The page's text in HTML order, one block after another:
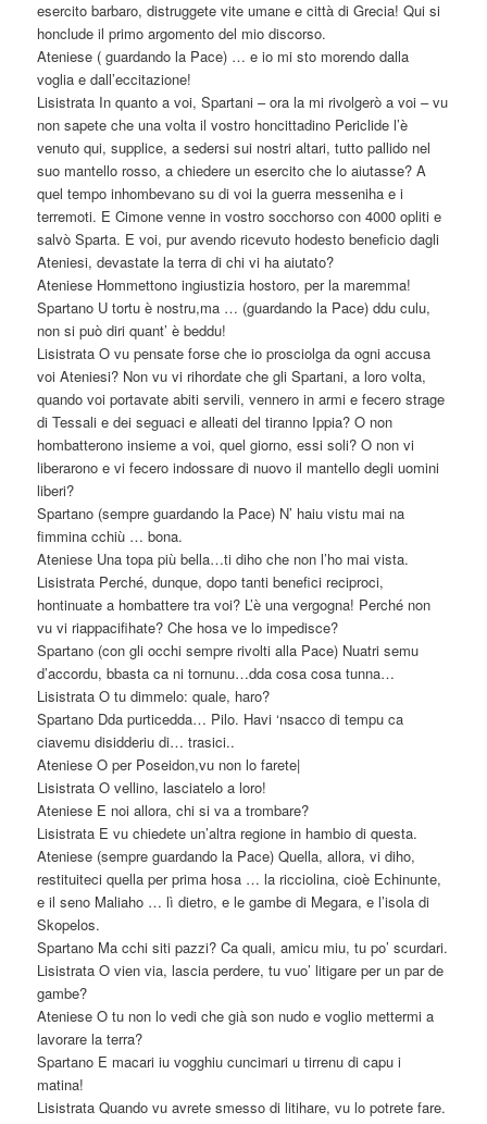
esercito barbaro, distruggete vite umane e città di Grecia! Qui si
honclude il primo argomento del mio discorso.
Ateniese ( guardando la Pace) … e io mi sto morendo dalla
voglia e dall’eccitazione!
Lisistrata In quanto a voi, Spartani – ora la mi rivolgerò a voi – vu
non sapete che una volta il vostro honcittadino Periclide l’è
venuto qui, supplice, a sedersi sui nostri altari, tutto pallido nel
suo mantello rosso, a chiedere un esercito che lo aiutasse? A
quel tempo inhombevano su di voi la guerra messeniha e i
terremoti. E Cimone venne in vostro socchorso con 4000 opliti e
salvò Sparta. E voi, pur avendo ricevuto hodesto beneficio dagli
Ateniesi, devastate la terra di chi vi ha aiutato?
Ateniese Hommettono ingiustizia hostoro, per la maremma!
Spartano U tortu è nostru,ma … (guardando la Pace) ddu culu,
non si può diri quant’ è beddu!
Lisistrata O vu pensate forse che io prosciolga da ogni accusa
voi Ateniesi? Non vu vi rihordate che gli Spartani, a loro volta,
quando voi portavate abiti servili, vennero in armi e fecero strage
di Tessali e dei seguaci e alleati del tiranno Ippia? O non
hombatterono insieme a voi, quel giorno, essi soli? O non vi
liberarono e vi fecero indossare di nuovo il mantello degli uomini
liberi?
Spartano (sempre guardando la Pace) N’ haiu vistu mai na
fimmina cchiù … bona.
Ateniese Una topa più bella…ti diho che non l’ho mai vista.
Lisistrata Perché, dunque, dopo tanti benefici reciproci,
hontinuate a hombattere tra voi? L’è una vergogna! Perché non
vu vi riappacifihate? Che hosa ve lo impedisce?
Spartano (con gli occhi sempre rivolti alla Pace) Nuatri semu
d’accordu, bbasta ca ni tornunu…dda cosa cosa tunna…
Lisistrata O tu dimmelo: quale, haro?
Spartano Dda purticedda… Pilo. Havi ‘nsacco di tempu ca
ciavemu disidderiu di… trasici..
Ateniese O per Poseidon,vu non lo farete|
Lisistrata O vellino, lasciatelo a loro!
Ateniese E noi allora, chi si va a trombare?
Lisistrata E vu chiedete un’altra regione in hambio di questa.
Ateniese (sempre guardando la Pace) Quella, allora, vi diho,
restituiteci quella per prima hosa … la ricciolina, cioè Echinunte,
e il seno Maliaho … lì dietro, e le gambe di Megara, e l’isola di
Skopelos.
Spartano Ma cchi siti pazzi? Ca quali, amicu miu, tu po’ scurdari.
Lisistrata O vien via, lascia perdere, tu vuo’ litigare per un par de
gambe?
Ateniese O tu non lo vedi che già son nudo e voglio mettermi a
lavorare la terra?
Spartano E macari iu vogghiu cuncimari u tirrenu di capu i
matina!
Lisistrata Quando vu avrete smesso di litihare, vu lo potrete fare.